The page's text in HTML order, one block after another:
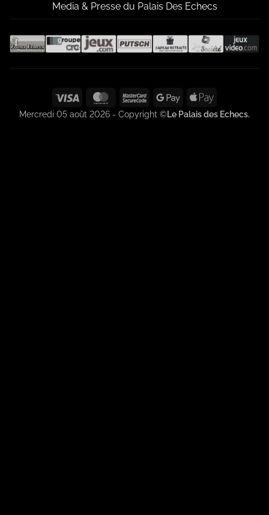
Media & Presse du Palais Des Echecs
Visa MasterCardMasterCard
2
Google
Pay
Apple
Pay
Mercredi 05 août 2026 - Copyright ©Le Palais des Echecs.